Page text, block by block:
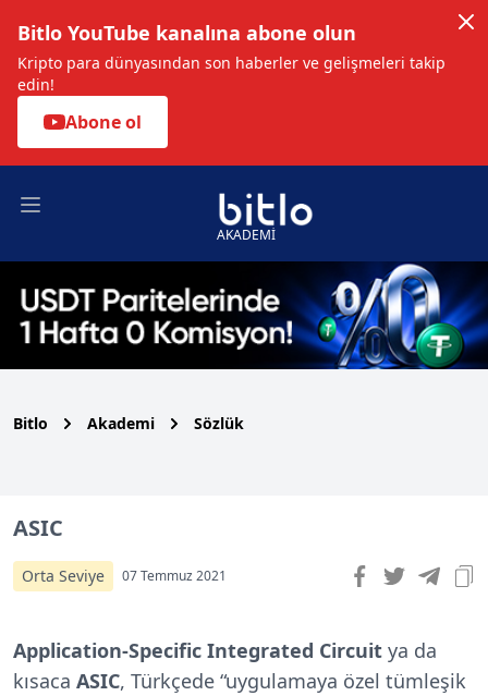
Bitlo YouTube kanalına abone olun
Kripto para dünyasından son haberler ve gelişmeleri takip
edin!
Abone ol
Open main menu
AKADEMİ
Bitlo Akademi Sözlük
ASIC
Orta Seviye 07 Temmuz 2021
Application-Specific Integrated Circuit ya da
kısaca ASIC, Türkçede “uygulamaya özel tümleşik